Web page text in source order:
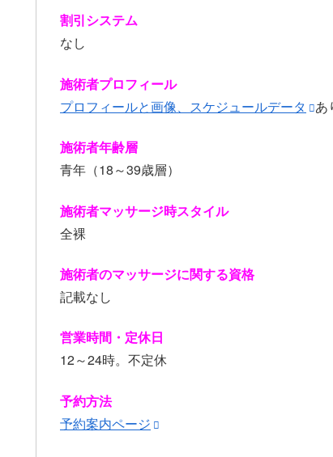
割引システム
なし
施術者プロフィール
プロフィールと画像、スケジュールデータ
あ
施術者年齢層
青年（18～39歳層）
施術者マッサージ時スタイル
全裸
施術者のマッサージに関する資格
記載なし
営業時間・定休日
12～24時。不定休
予約方法
予約案内ページ